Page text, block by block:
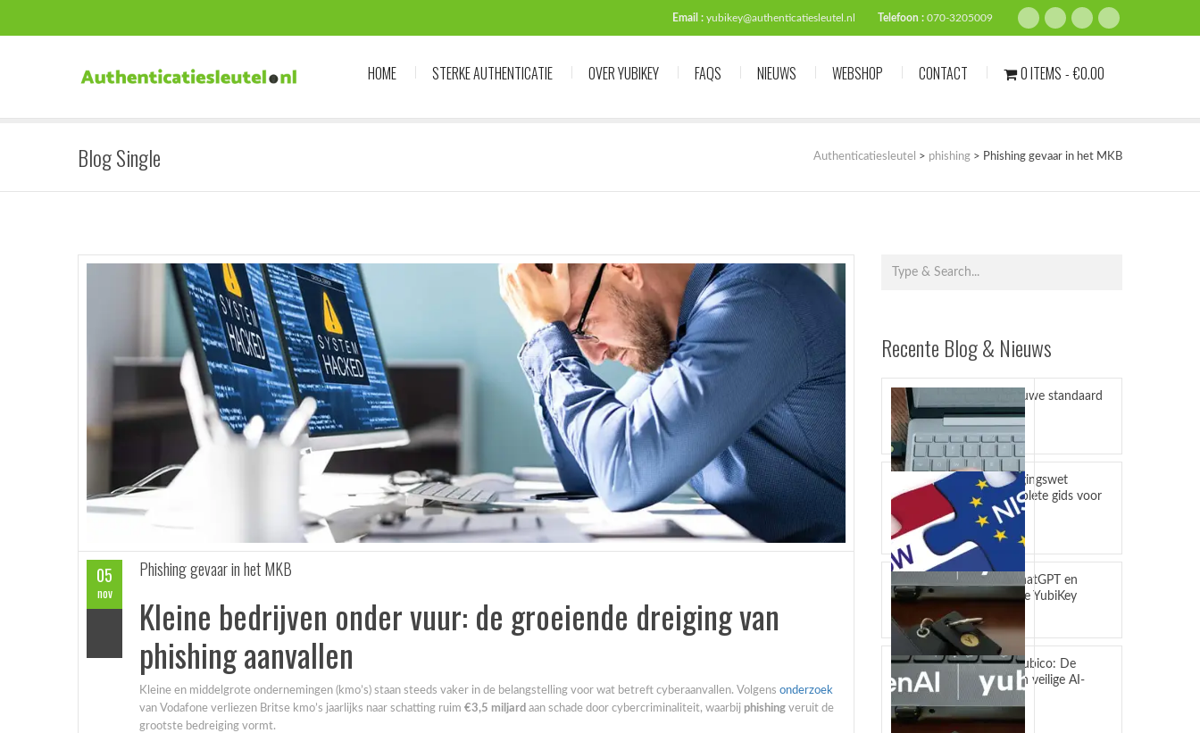
Email : yubikey@authenticatiesleutel.nl Telefoon : 070-3205009
HOME STERKE AUTHENTICATIE OVER YUBIKEY FAQS NIEUWS WEBSHOP CONTACT 0 ITEMS €0.00
Blog Single Authenticatiesleutel > phishing > Phishing gevaar in het MKB
05
nov
Phishing gevaar in het MKB
Kleine bedrijven onder vuur: de groeiende dreiging van
phishing aanvallen
Kleine en middelgrote ondernemingen (kmo’s) staan steeds vaker in de belangstelling voor wat betreft cyberaanvallen. Volgens onderzoek
van Vodafone verliezen Britse kmo’s jaarlijks naar schatting ruim €3,5 miljard aan schade door cybercriminaliteit, waarbij phishing veruit de
grootste bedreiging vormt.
Recente Blog & Nieuws
Passkeys nieuwe standaard
in Entra ID
juli 27, 2026
Cyberbeveiligingswet
(CBW): complete gids voor
bedrijven
juli 23, 2026
Bescherm ChatGPT en
Codex met de YubiKey
juli 14, 2026
OpenAI en Yubico: De
toekomst van veilige AI-
workflows
mei 4, 2026